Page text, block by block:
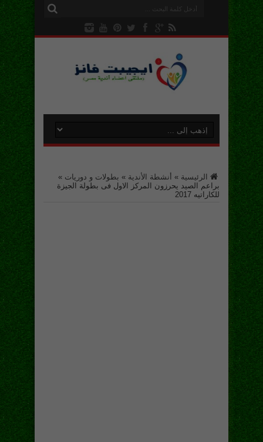
الرئيسية » أنشطة الأندية » بطولات و دوريات »
براعم الصيد يحرزون المركز الاول فى بطولة الجيزة
للكاراتيه 2017